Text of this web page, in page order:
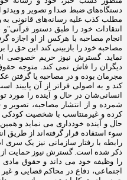
دستگاه‌های ضبط صدا و تصویر و ویدئو
مطلب کذب علیه رسانه‌های قانونی به
انتقادات‌ خود را طبق دستور
انجام مصاحبه با هرکس از او اجازه
مصاحبه خود را بازبینی کند این حق
نماید. گسترش نیوز حریم خصوصی
دیگران را فاش نمی کند. متوجه
مجرمان بوده و در مصاحبه یا گرفتن
کند و به اصولی فراتر از آن پایبند
انسانی‌شان در حال و آینده را مورد
شمرده و از انتشار مصاحبه، تصویر و
کرده و غیرمنتاسب با شخصیت کودکی
حال و آینده خودداری می نماید و
سوء استفاده قرار گرفته‌اند از طریق
رابطه با رفتار سازمانی نیز یک سری
ذکر شده است. گسترش نیوز حمایت از
را وظیفه خود می داند و حقوق مادی
اجتماعی، دفاع در محاکم قضایی و